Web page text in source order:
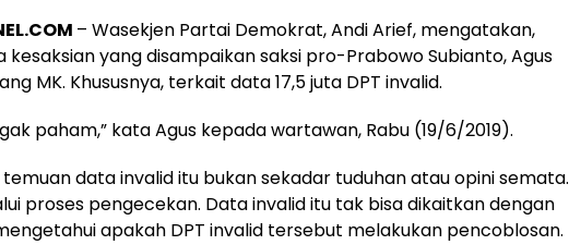
– Wasekjen Partai Demokrat, Andi Arief, mengatakan,
yang disampaikan saksi pro-Prabowo Subianto, Agus
MK. Khususnya, terkait data 17,5 juta DPT invalid.
paham,” kata Agus kepada wartawan, Rabu (19/6/2019).
data invalid itu bukan sekadar tuduhan atau opini semata.
proses pengecekan. Data invalid itu tak bisa dikaitkan dengan
apakah DPT invalid tersebut melakukan pencoblosan.